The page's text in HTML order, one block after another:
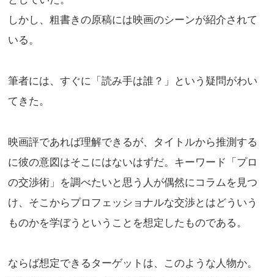
しかし、粗書きの原稿には映画のシーンが紹介されて
いる。
筆者には、すぐに「読み手は誰？」という疑問がわい
てきた。
映画評であれば理解できるが、タイトルから推測する
に彼の意図はそこにはないはずだ。キーワード「プロ
の交渉術」を調べたいと思う人が偶然にコラムを見つ
け、そこからプロフェッショナルな交渉とはどういう
ものかを学ぼうということを想定したものである。
ならば想定できるターゲットは、このような人物か。